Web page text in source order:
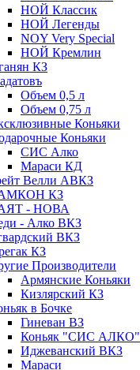
НОЙ Классик
НОЙ Легенды
NOY Very Speсial
НОЙ Кремлин
КЗ
Объем 0,5 л
Объем 0,75 л
Коньяки
Коньяки
СИС Алко
Мараси КД
Велли АВКЗ
КЗ
- НОВА
- Алко ВКЗ
ВКЗ
КЗ
Производители
Армянские Коньяки
Кизлярский КЗ
в Бочке
Гиневан ВЗ
Коньяк "СИС АЛКО"
Иджеванский ВКЗ
Мараси